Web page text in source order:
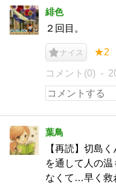
緋色
２回目。
ナイス ★2
コメント(0)
葉鳥
【再読】切島
を通して人の
なくて…早く救